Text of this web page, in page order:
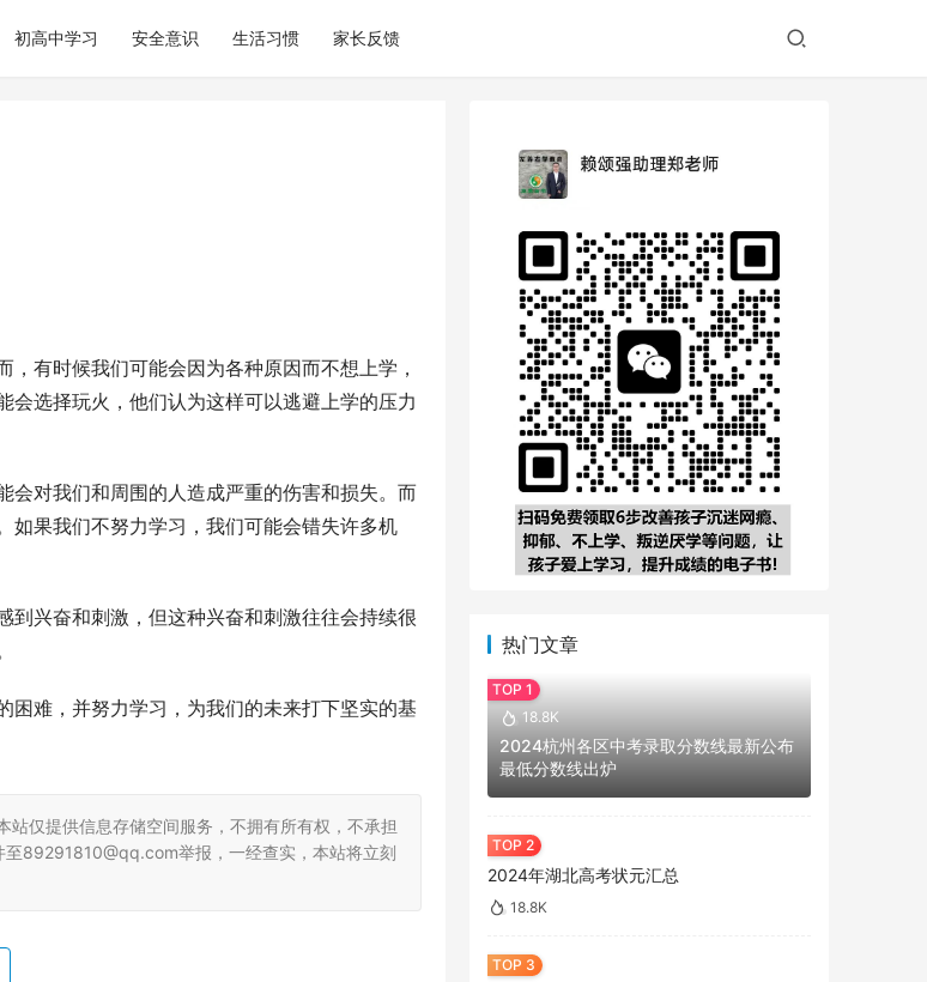
初高中学习 安全意识 生活习惯 家长反馈
有时候我们可能会因为各种原因而不想上学，
会选择玩火，他们认为这样可以逃避上学的压力
会对我们和周围的人造成严重的伤害和损失。而
如果我们不努力学习，我们可能会错失许多机
到兴奋和刺激，但这种兴奋和刺激往往会持续很
困难，并努力学习，为我们的未来打下坚实的基
仅提供信息存储空间服务，不拥有所有权，不承担
89291810@qq.com举报，一经查实，本站将立刻
热门文章
18.8K
2024杭州各区中考录取分数线最新公布
最低分数线出炉
2024年湖北高考状元汇总
18.8K